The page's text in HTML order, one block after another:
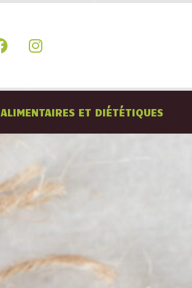
ALIMENTAIRES ET DIÉTÉTIQUES